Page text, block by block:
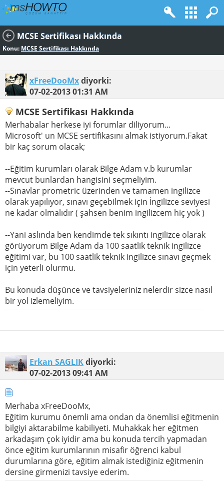
MCSE Sertifikası Hakkında
Konu: MCSE Sertifikası Hakkında
xFreeDooMxdiyorki:
07-02-201301:31 AM
MCSE Sertifikası Hakkında
Merhabalar herkese iyi forumlar diliyorum...
Microsoft' un MCSE sertifikasını almak istiyorum.Fakat
bir kaç sorum olacak;
--Eğitim kurumları olarak Bilge Adam v.b kurumlar
mevcut bunlardan hangisini seçmeliyim.
--Sınavlar prometric üzerinden ve tamamen ingilizce
olarak yapılıyor, sınavı geçebilmek için İngilizce seviyesi
ne kadar olmalıdır ( şahsen benim ingilizcem hiç yok )
--Yani aslında ben kendimde tek sıkıntı ingilizce olarak
görüyorum Bilge Adam da 100 saatlik teknik ingilizce
eğitimi var, bu 100 saatlik teknik ingilizce sınavı geçmek
için yeterli olurmu.
Bu konuda düşünce ve tavsiyeleriniz nelerdir sizce nasıl
bir yol izlemeliyim.
Erkan SAGLIKdiyorki:
07-02-201309:41 AM
Merhaba xFreeDooMx,
Eğitim kurumu önemli ama ondan da önemlisi eğitmenin
bilgiyi aktarabilme kabiliyeti. Muhakkak her eğitmen
arkadaşım çok iyidir ama bu konuda tercih yapmadan
önce eğitim kurumlarının misafir öğrenci kabul
durumlarına göre, eğitim almak istediğiniz eğitmenin
dersine girmenizi tavsiye ederim.